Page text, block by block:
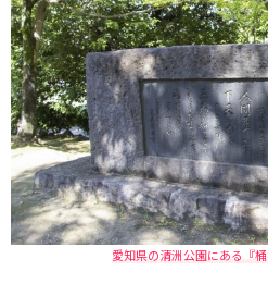
愛知県の清洲公園にある『